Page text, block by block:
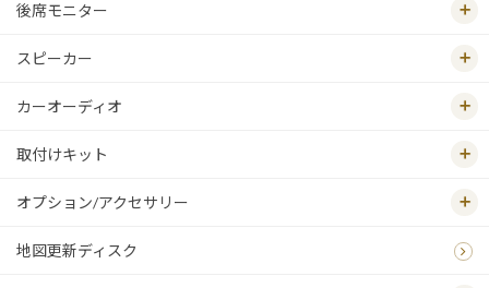
後席モニター
スピーカー
カーオーディオ
取付けキット
オプション/アクセサリー
地図更新ディスク